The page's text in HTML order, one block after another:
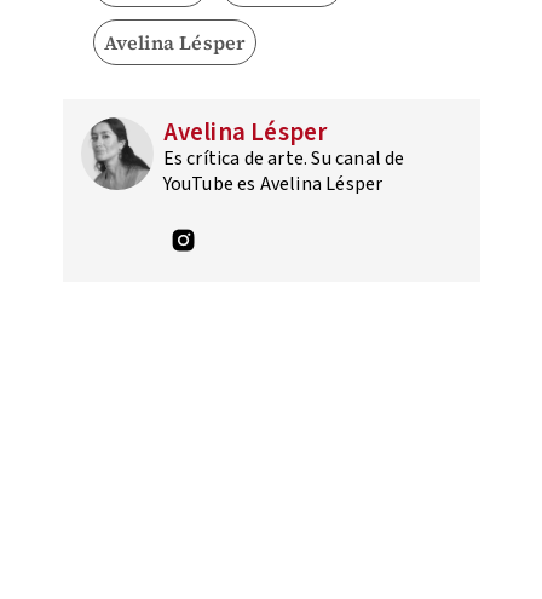
Avelina Lésper
Avelina Lésper
Es crítica de arte. Su canal de
YouTube es Avelina Lésper